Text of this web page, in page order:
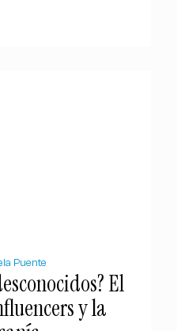
Puente
El
y la